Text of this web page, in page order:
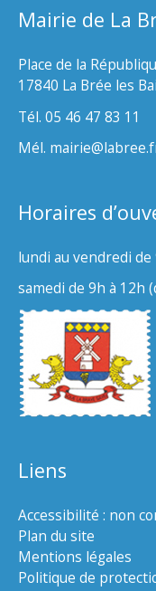
Mairie de La
Place de la
17840 La Brée les
Tél. 05 46 47 83 11
Mél.
Horaires
lundi au vendredi de
samedi de 9h à 12h
Liens
Accessibilité : non
Plan du site
Mentions légales
Politique de